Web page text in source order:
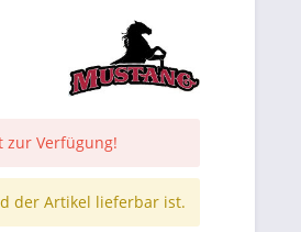
zur Verfügung!
der Artikel lieferbar ist.